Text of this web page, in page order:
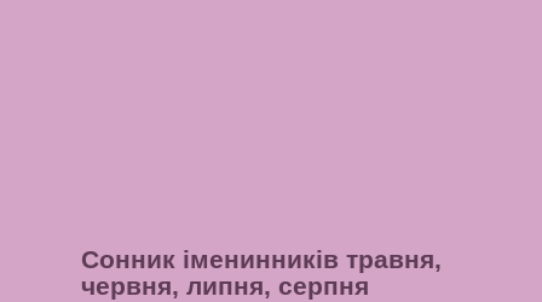
Сонник іменинників травня,
червня, липня, серпня